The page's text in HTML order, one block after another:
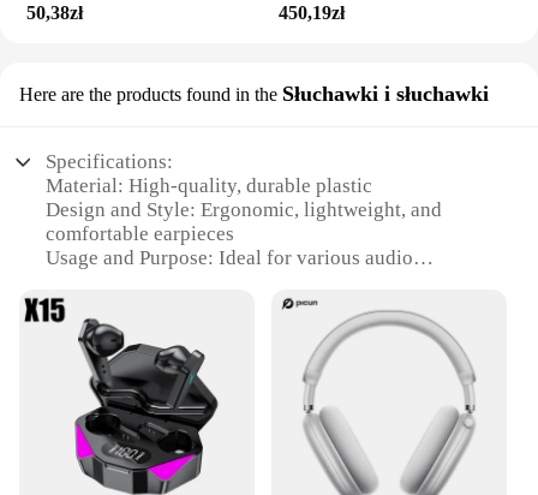
50,38zł 450,19zł
Here are the products found in the Słuchawki i słuchawki
Specifications:
Material: High-quality, durable plastic
Design and Style: Ergonomic, lightweight, and
comfortable earpieces
Usage and Purpose: Ideal for various audio
calls
Performance and Property: Superior sound quality
with clear, crisp audio
Parts and Accessories: Includes all necessary cables
and accessories for easy setup
Applicable People: Suitable for individuals seeking
reliable audio solutions for personal or professional